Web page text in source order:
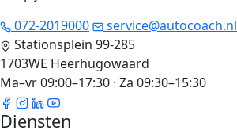
072-2019000
service@autocoach.nl
Stationsplein 99-285
1703WE Heerhugowaard
Ma–vr 09:00–17:30 · Za 09:30–15:30
Diensten